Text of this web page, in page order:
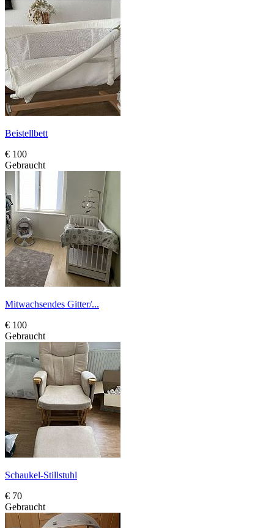
Beistellbett
€ 100
Gebraucht
Mitwachsendes Gitter/...
€ 100
Gebraucht
Schaukel-Stillstuhl
€ 70
Gebraucht